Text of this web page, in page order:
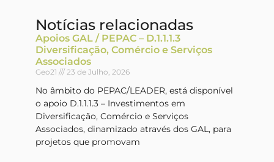
Notícias relacionadas
Apoios GAL / PEPAC – D.1.1.1.3
Diversificação, Comércio e Serviços
Associados
Geo21 23 de Julho, 2026
No âmbito do PEPAC/LEADER, está disponível
o apoio D.1.1.1.3 – Investimentos em
Diversificação, Comércio e Serviços
Associados, dinamizado através dos GAL, para
projetos que promovam